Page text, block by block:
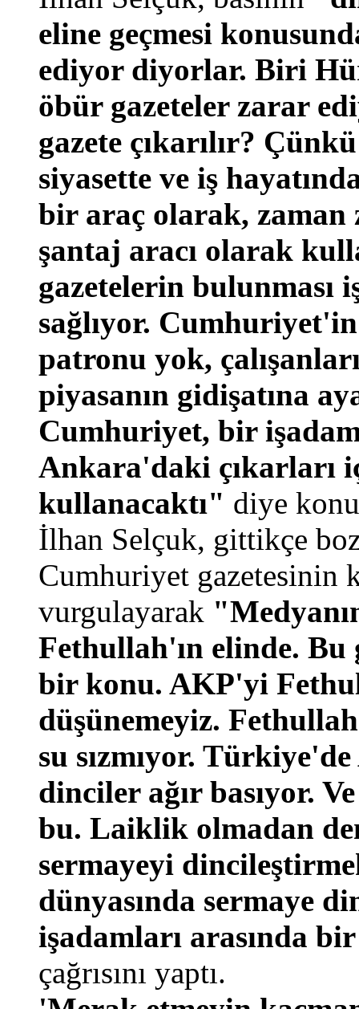
eline geçmesi
ediyor diyorlar. Biri
öbür gazeteler zarar
gazete çıkarılır?
siyasette ve iş
bir araç olarak, zaman
şantaj aracı olarak
gazetelerin bulunması
sağlıyor.
patronu yok,
piyasanın gidişatına
Cumhuriyet, bir
Ankara'daki çıkarları
kullanacaktı" diye
İlhan Selçuk, gittikçe
Cumhuriyet gazetesinin
vurgulayarak
Fethullah'ın elinde. Bu
bir konu. AKP'yi
düşünemeyiz.
su sızmıyor.
dinciler ağır basıyor.
bu. Laiklik olmadan
sermayeyi
dünyasında sermaye
işadamları arasında
çağrısını yaptı.